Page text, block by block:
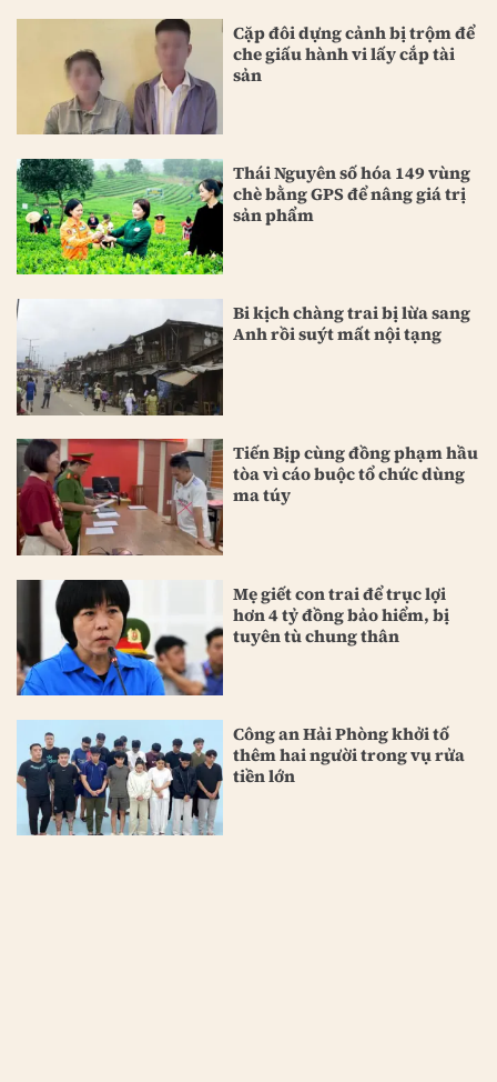
Cặp đôi dựng cảnh bị trộm để
che giấu hành vi lấy cắp tài
sản
Thái Nguyên số hóa 149 vùng
chè bằng GPS để nâng giá trị
sản phẩm
Bi kịch chàng trai bị lừa sang
Anh rồi suýt mất nội tạng
Tiến Bịp cùng đồng phạm hầu
tòa vì cáo buộc tổ chức dùng
ma túy
Mẹ giết con trai để trục lợi
hơn 4 tỷ đồng bảo hiểm, bị
tuyên tù chung thân
Công an Hải Phòng khởi tố
thêm hai người trong vụ rửa
tiền lớn